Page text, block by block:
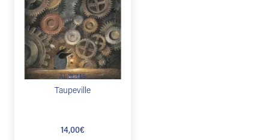
Ajouter
à la
liste de
souhaits
ALBUMS
Taupeville
14,00€